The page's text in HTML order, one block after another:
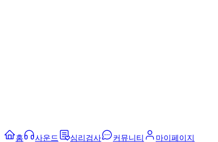
홈 사운드 심리검사 커뮤니티 마이페이지